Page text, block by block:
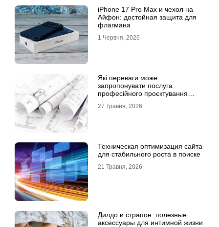
iPhone 17 Pro Max и чехол на
Айфон: достойная защита для
флагмана
1 Червня, 2026
Які переваги може
запропонувати послуга
професійного проєктування
27 Травня, 2026
Техническая оптимизация сайта
для стабильного роста в поиске
21 Травня, 2026
Дилдо и страпон: полезные
аксессуары для интимной жизни